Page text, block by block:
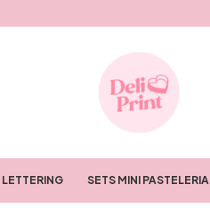
LETTERING SETS MINI PASTELERIA